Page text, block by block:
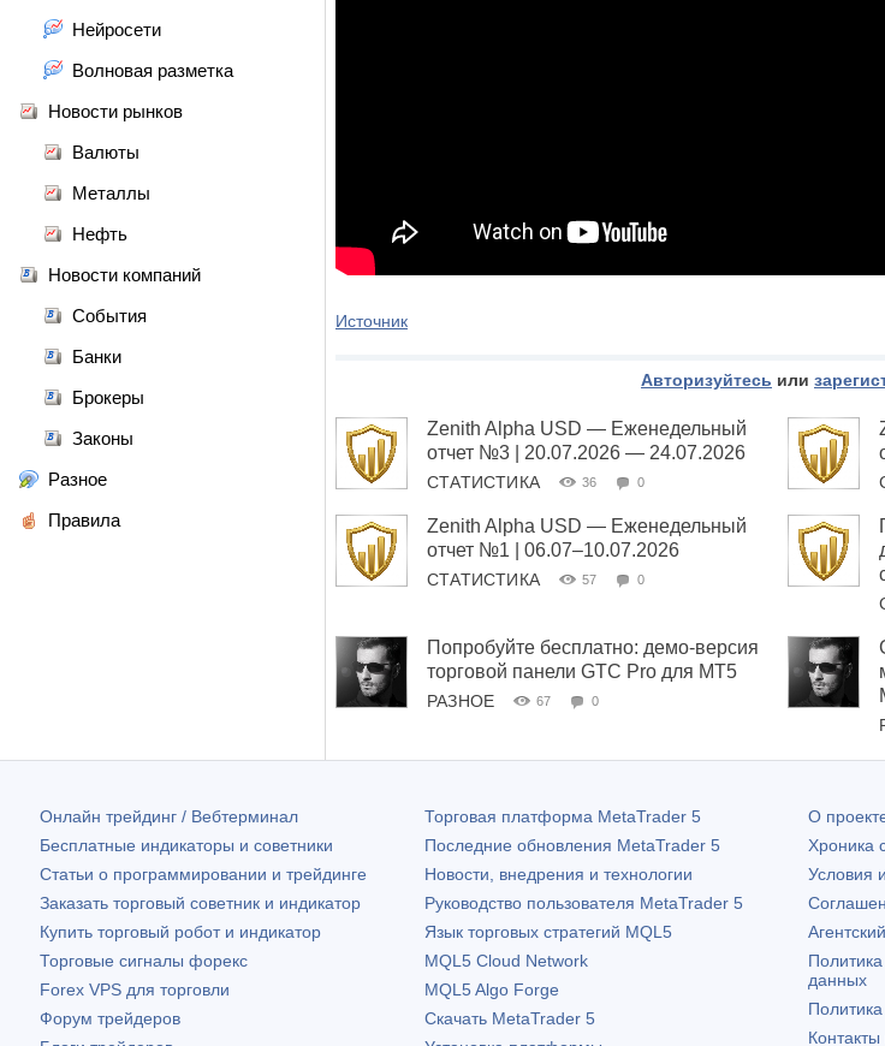
Нейросети
Волновая разметка
Новости рынков
Валюты
Металлы
Нефть
Новости компаний
События
Банки
Брокеры
Законы
Разное
Правила
Источник
Авторизуйтесь или
Zenith Alpha USD — Еженедельный
отчет №3 | 20.07.2026 — 24.07.2026
СТАТИСТИКА 36 0
Zenith Alpha USD — Еженедельный
отчет №1 | 06.07–10.07.2026
СТАТИСТИКА 57 0
Попробуйте бесплатно: демо-версия
торговой панели GTC Pro для MT5
РАЗНОЕ 67 0
Онлайн трейдинг / Вебтерминал
Бесплатные индикаторы и советники
Статьи о программировании и трейдинге
Заказать торговый советник и индикатор
Купить торговый робот и индикатор
Торговые сигналы форекс
Forex VPS для торговли
Форум трейдеров
Торговая платформа MetaTrader 5
Последние обновления MetaTrader 5
Новости, внедрения и технологии
Руководство пользователя MetaTrader 5
Язык торговых стратегий MQL5
MQL5 Cloud Network
MQL5 Algo Forge
Скачать MetaTrader 5
О
Хроника
Условия
данных